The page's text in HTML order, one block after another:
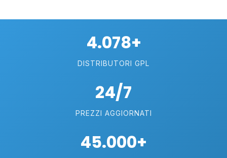
4.078+
DISTRIBUTORI GPL
24/7
PREZZI AGGIORNATI
45.000+